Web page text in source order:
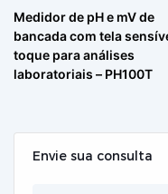
Envie sua consulta
Medidor de pH e mV de
bancada com tela
toque para análises
laboratoriais – PH100T